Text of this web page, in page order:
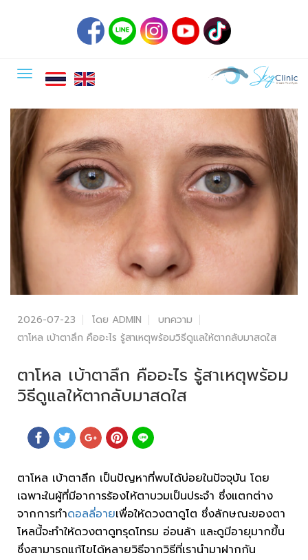
2026-07-23 โดย ADMIN
บทความ
ตาโหล เบ้าตาลึก คืออะไร รู้สาเหตุพร้อมวิธีดูแลให้ตากลับมาสดใส
ตาโหล เบ้าตาลึก คืออะไร รู้สาเหตุพร้อม
วิธีดูแลให้ตากลับมาสดใส
ตาโหล เบ้าตาลึก เป็นปัญหาที่พบได้บ่อยในปัจจุบัน โดย
เฉพาะในผู้ที่มีอาการร้องไห้ตาบวมเป็นประจำ ซึ่งแตกต่าง
จากการทำดอลลี่อายเพื่อให้ดวงตาดูโต ซึ่งลักษณะของตา
โหลนี้จะทำให้ดวงตาดูทรุดโทรม อ่อนล้า และดูมีอายุมากขึ้น
ซึ่งสามารถแก้ไขได้หลายวิธีจากวิธีที่เรานำมาฝากกัน